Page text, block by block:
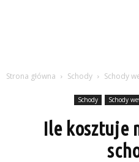
Strona główna Schody Schody
Schody Schody
Ile kosztuje